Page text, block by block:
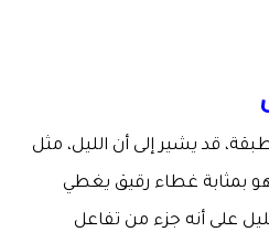
قد يشير إلى أن الليل، مثل
بمثابة غطاء رقيق يغطي
على أنه جزء من تفاعل